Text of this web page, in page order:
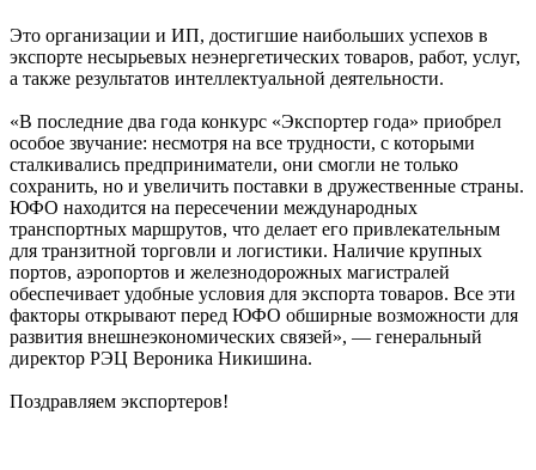
Это организации и ИП, достигшие наибольших успехов в
экспорте несырьевых неэнергетических товаров, работ, услуг,
а также результатов интеллектуальной деятельности.
«В последние два года конкурс «Экспортер года» приобрел
особое звучание: несмотря на все трудности, с которыми
сталкивались предприниматели, они смогли не только
сохранить, но и увеличить поставки в дружественные страны.
ЮФО находится на пересечении международных
транспортных маршрутов, что делает его привлекательным
для транзитной торговли и логистики. Наличие крупных
портов, аэропортов и железнодорожных магистралей
обеспечивает удобные условия для экспорта товаров. Все эти
факторы открывают перед ЮФО обширные возможности для
развития внешнеэкономических связей», — генеральный
директор РЭЦ Вероника Никишина.
Поздравляем экспортеров!